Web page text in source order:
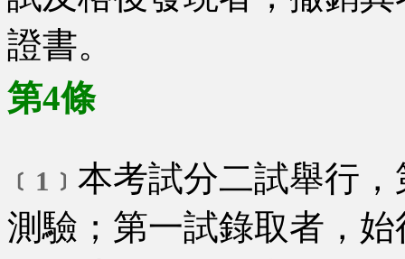
證書。
第4條
﹝1﹞ 本考試分二試舉行
測驗；第一試錄取者，